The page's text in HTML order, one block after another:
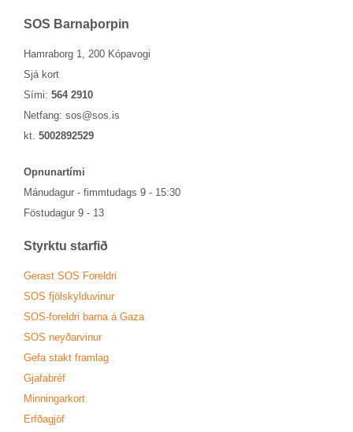
SOS Barna­þorp­in
Hamraborg 1, 200 Kópavogi
Sjá kort
Sími: 564 2910
Netfang: sos@sos.is
kt. 5002892529
Opn­un­ar­tími
Mánu­dag­ur - fimmtu­dags 9 - 15:30
Föstu­dag­ur 9 - 13
Styrktu starf­ið
Ger­ast SOS For­eldri
SOS fjöl­skyldu­vin­ur
SOS-for­eldri barna á Gaza
SOS neyð­ar­vin­ur
Gefa stakt fram­lag
Gjafa­bréf
Minn­ing­ar­kort
Erfða­gjöf